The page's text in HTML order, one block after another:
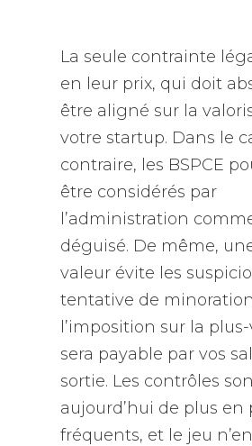
La seule contrainte
en leur prix, qui doit
être aligné sur la
votre startup. Dans le
contraire, les BSPCE
être considérés par
l’administration
déguisé. De même,
valeur évite les
tentative de
l’imposition sur la
sera payable par vos
sortie. Les contrôles
aujourd’hui de plus en
fréquents, et le jeu